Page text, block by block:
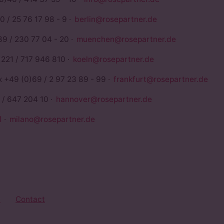
/ 25 76 17 98 - 9 · berlin@rosepartner.de
/ 230 77 04 - 20 · muenchen@rosepartner.de
/ 717 946 810 · koeln@rosepartner.de
+49 (0)69 / 2 97 23 89 - 99 · frankfurt@rosepartner.de
/ 647 204 10 · hannover@rosepartner.de
· milano@rosepartner.de
Contact